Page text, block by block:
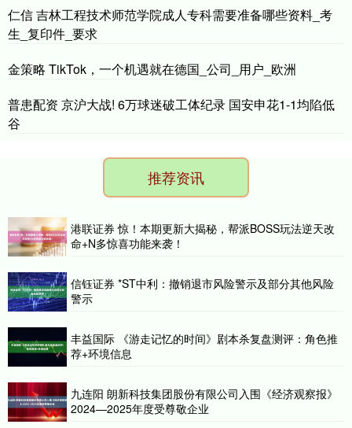
仁信 吉林工程技术师范学院成人专科需要准备哪些资料_考
生_复印件_要求
金策略 TikTok，一个机遇就在德国_公司_用户_欧洲
普患配资 京沪大战! 6万球迷破工体纪录 国安申花1-1均陷低
谷
推荐资讯
港联证券 惊！本期更新大揭秘，帮派BOSS玩法逆天改
命+N多惊喜功能来袭！
信钰证券 *ST中利：撤销退市风险警示及部分其他风险
警示
丰益国际 《游走记忆的时间》剧本杀复盘测评：角色推
荐+环境信息
九连阳 朗新科技集团股份有限公司入围《经济观察报》
2024—2025年度受尊敬企业